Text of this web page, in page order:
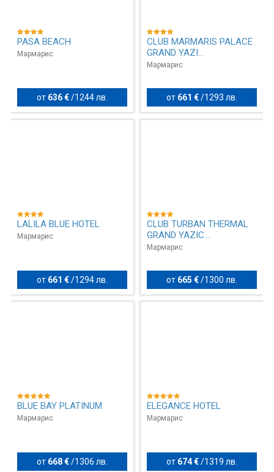
PASA BEACH
Мармарис
от 636 € / 1244 лв.
CLUB MARMARIS PALACE
GRAND YAZI...
Мармарис
от 661 €/ 1293 лв.
LALILA BLUE HOTEL
Мармарис
от 661 € / 1294 лв.
CLUB TURBAN THERMAL
GRAND YAZIC...
Мармарис
от 665 €/ 1300 лв.
BLUE BAY PLATINUM
Мармарис
от 668 € / 1306 лв.
ELEGANCE HOTEL
Мармарис
от 674 €/ 1319 лв.